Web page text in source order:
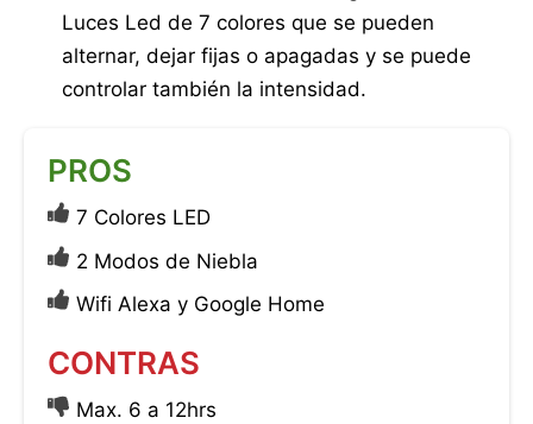
Luces Led de 7 colores que se pueden
alternar, dejar fijas o apagadas y se puede
controlar también la intensidad.
PROS
7 Colores LED
2 Modos de Niebla
Wifi Alexa y Google Home
CONTRAS
Max. 6 a 12hrs